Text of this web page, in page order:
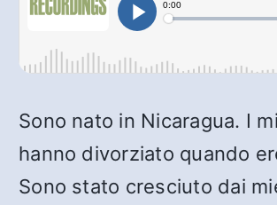
Sono nato in Nicaragua. I
hanno divorziato quando
Sono stato cresciuto dai